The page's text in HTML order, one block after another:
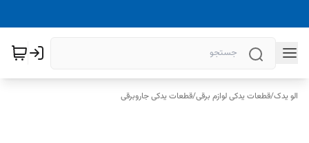
الو یدک/قطعات یدکی لوازم برقی/قطعات یدکی جاروبرقی